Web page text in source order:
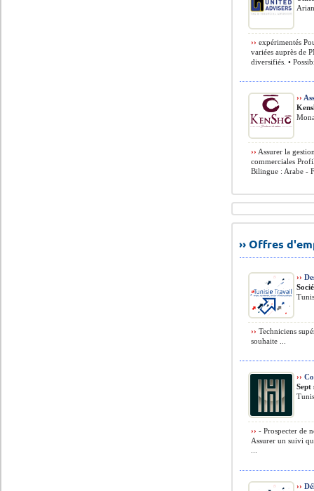
›› expérimentés
variées auprès de
diversifiés. •
››
›› Assurer la
commerciales
Bilingue : Arabe -
›› Offres
››
›› Techniciens
souhaite ...
››
Sept
›› - Prospecter de
Assurer un suivi
››